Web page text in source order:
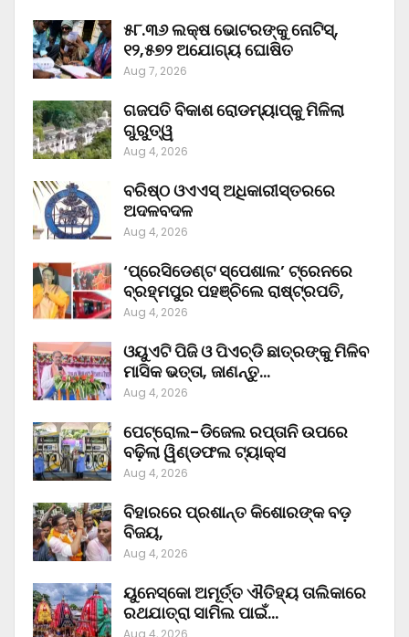
୫୮.୩୬ ଲକ୍ଷ ଭୋଟରଙ୍କୁ ନୋଟିସ୍‌,
୧୨,୫୭୨ ଅଯୋଗ୍ୟ ଘୋଷିତ
Aug 7, 2026
ଗଜପତି ବିକାଶ ରୋଡମ୍ୟାପ୍‌କୁ ମିଳିଲା
ଗୁରୁତ୍ୱ
Aug 4, 2026
ବରିଷ୍ଠ ଓଏଏସ୍‌ ଅଧିକାରୀସ୍ତରରେ
ଅଦଳବଦଳ
Aug 4, 2026
‘ପ୍ରେସିଡେଣ୍ଟ ସ୍ପେଶାଲ’ ଟ୍ରେନରେ
ବ୍ରହ୍ମପୁର ପହଞ୍ଚିଲେ ରାଷ୍ଟ୍ରପତି,
Aug 4, 2026
ଓୟୁଏଟି ପିଜି ଓ ପିଏଚ୍‌ଡି ଛାତ୍ରଙ୍କୁ ମିଳିବ
ମାସିକ ଭତ୍ତା, ଜାଣନ୍ତୁ…
Aug 4, 2026
ପେଟ୍ରୋଲ-ଡିଜେଲ ରପ୍ତାନି ଉପରେ
ବଢ଼ିଲା ୱିଣ୍ଡଫଲ ଟ୍ୟାକ୍ସ
Aug 4, 2026
ବିହାରରେ ପ୍ରଶାନ୍ତ କିଶୋରଙ୍କ ବଡ଼
ବିଜୟ,
Aug 4, 2026
ୟୁନେସ୍କୋ ଅମୂର୍ତ୍ତ ଐତିହ୍ୟ ତାଲିକାରେ
ରଥଯାତ୍ରା ସାମିଲ ପାଇଁ…